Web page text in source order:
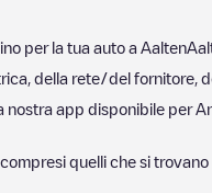
per la tua auto a Aalten
della rete/del fornitore,
nostra app disponibile per
, compresi quelli che si